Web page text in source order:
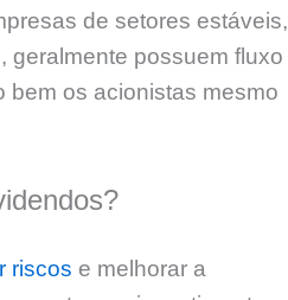
de setores estáveis,
geralmente possuem fluxo
bem os acionistas mesmo
riscos e melhorar a